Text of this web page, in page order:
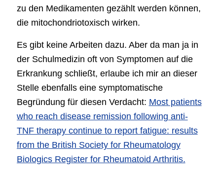
zu den Medikamenten gezählt werden können,
die mitochondriotoxisch wirken.
Es gibt keine Arbeiten dazu. Aber da man ja in
der Schulmedizin oft von Symptomen auf die
Erkrankung schließt, erlaube ich mir an dieser
Stelle ebenfalls eine symptomatische
Begründung für diesen Verdacht: Most patients
who reach disease remission following anti-
TNF therapy continue to report fatigue: results
from the British Society for Rheumatology
Biologics Register for Rheumatoid Arthritis.